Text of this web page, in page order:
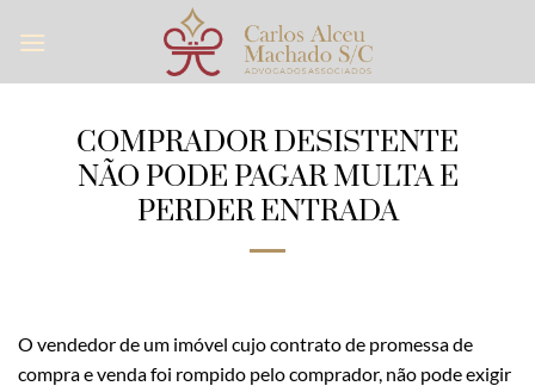
COMPRADOR DESISTENTE
NÃO PODE PAGAR MULTA E
PERDER ENTRADA
O vendedor de um imóvel cujo contrato de promessa de
compra e venda foi rompido pelo comprador, não pode exigir